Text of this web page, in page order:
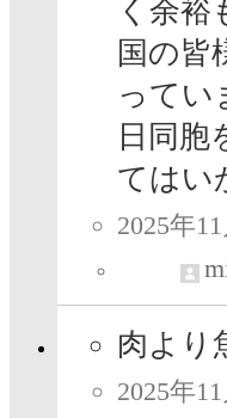
く余
国の皆
って
日同胞
てはい
2025年
肉より
2025年